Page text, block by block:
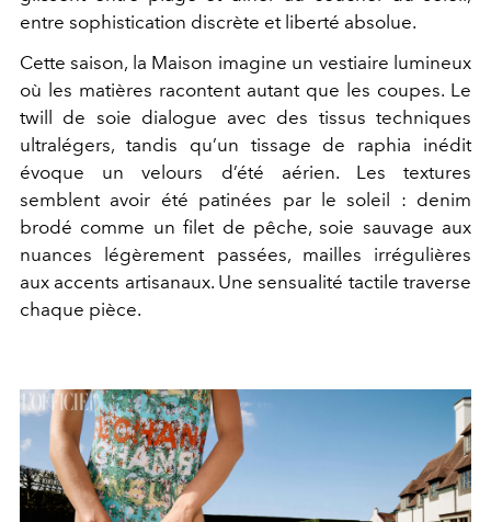
entre sophistication discrète et liberté absolue.
Cette saison, la Maison imagine un vestiaire lumineux
où les matières racontent autant que les coupes. Le
twill de soie dialogue avec des tissus techniques
ultralégers, tandis qu’un tissage de raphia inédit
évoque un velours d’été aérien. Les textures
semblent avoir été patinées par le soleil : denim
brodé comme un filet de pêche, soie sauvage aux
nuances légèrement passées, mailles irrégulières
aux accents artisanaux. Une sensualité tactile traverse
chaque pièce.